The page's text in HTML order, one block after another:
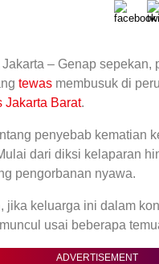
Jakarta – Genap sepekan,
tewas membusuk di
Jakarta Barat.
penyebab kematian
dari diksi kelaparan
pengorbanan nyawa.
jika keluarga ini dalam
usai beberapa
ADVERTISEMENT